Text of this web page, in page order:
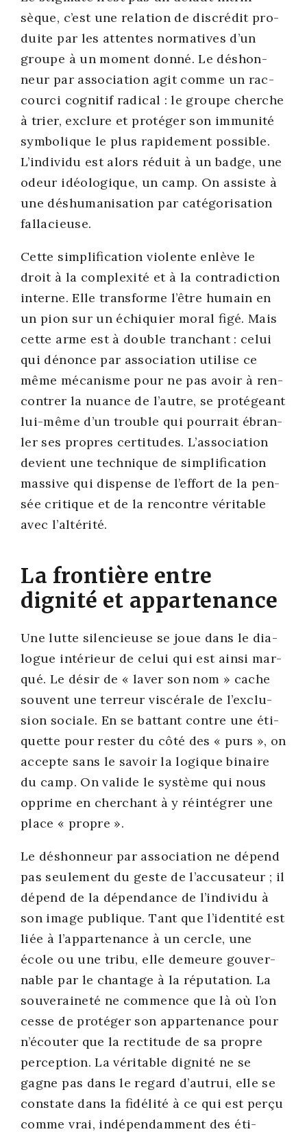
sèque, c’est une rela­tion de dis­cré­dit pro­
duite par les attentes nor­ma­tives d’un
groupe à un moment don­né. Le déshon­
neur par asso­cia­tion agit comme un rac­
cour­ci cog­ni­tif radi­cal : le groupe cherche
à trier, exclure et pro­té­ger son immu­ni­té
sym­bo­lique le plus rapi­de­ment pos­sible.
L’in­di­vi­du est alors réduit à un badge, une
odeur idéo­lo­gique, un camp. On assiste à
une déshu­ma­ni­sa­tion par caté­go­ri­sa­tion
fal­la­cieuse.
Cette sim­pli­fi­ca­tion vio­lente enlève le
droit à la com­plexi­té et à la contra­dic­tion
interne. Elle trans­forme l’être humain en
un pion sur un échi­quier moral figé. Mais
cette arme est à double tran­chant : celui
qui dénonce par asso­cia­tion uti­lise ce
même méca­nisme pour ne pas avoir à ren­
con­trer la nuance de l’autre, se pro­té­geant
lui-même d’un trouble qui pour­rait ébran­
ler ses propres cer­ti­tudes. L’as­so­cia­tion
devient une tech­nique de sim­pli­fi­ca­tion
mas­sive qui dis­pense de l’ef­fort de la pen­
sée cri­tique et de la ren­contre véri­table
avec l’al­té­ri­té.
La frontière entre
dignité et appartenance
Une lutte silen­cieuse se joue dans le dia­
logue inté­rieur de celui qui est ain­si mar­
qué. Le désir de « laver son nom » cache
sou­vent une ter­reur vis­cé­rale de l’ex­clu­
sion sociale. En se bat­tant contre une éti­
quette pour res­ter du côté des « purs », on
accepte sans le savoir la logique binaire
du camp. On valide le sys­tème qui nous
opprime en cher­chant à y réin­té­grer une
place « propre ».
Le déshon­neur par asso­cia­tion ne dépend
pas seule­ment du geste de l’ac­cu­sa­teur ; il
dépend de la dépen­dance de l’in­di­vi­du à
son image publique. Tant que l’i­den­ti­té est
liée à l’ap­par­te­nance à un cercle, une
école ou une tri­bu, elle demeure gou­ver­
nable par le chan­tage à la répu­ta­tion. La
sou­ve­rai­ne­té ne com­mence que là où l’on
cesse de pro­té­ger son appar­te­nance pour
n’é­cou­ter que la rec­ti­tude de sa propre
per­cep­tion. La véri­table digni­té ne se
gagne pas dans le regard d’au­trui, elle se
constate dans la fidé­li­té à ce qui est per­çu
comme vrai, indé­pen­dam­ment des éti­